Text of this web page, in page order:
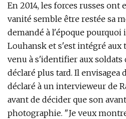
En 2014, les forces russes
vanité semble être restée sa
demandé à l'époque
Louhansk et s'est intégré aux
venu à s'identifier aux
déclaré plus tard. Il envisagea
déclaré à un intervieweur de
avant de décider que son
photographie. "Je veux